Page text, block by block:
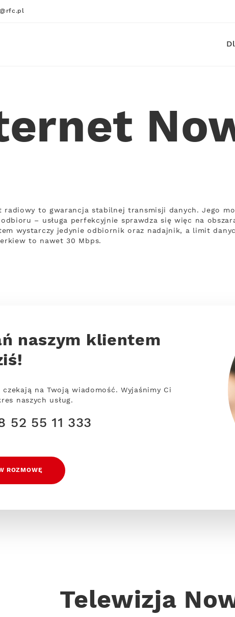
radiowy to gwarancja stabilnej transmisji danych. Jego
– usługa perfekcyjnie sprawdza się więc na
wystarczy jedynie odbiornik oraz nadajnik, a limit
to nawet 30 Mbps.
naszym klientem
na Twoją wiadomość. Wyjaśnimy Ci
naszych usług.
52 55 11 333
ROZMOWĘ
Telewizja